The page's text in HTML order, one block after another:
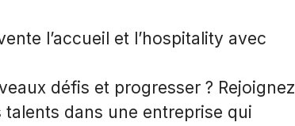
l’accueil et l’hospitality avec
défis et progresser ? Rejoignez
dans une entreprise qui